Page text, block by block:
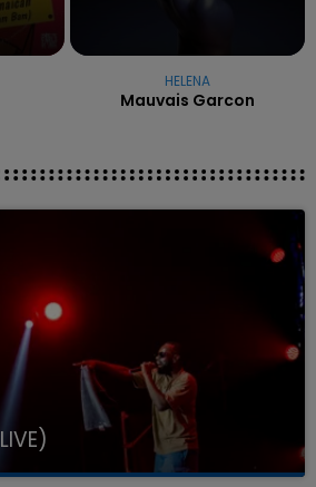
HELENA
Mauvais Garcon